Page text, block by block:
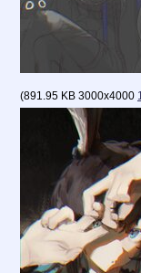
(891.95 KB 3000x4000